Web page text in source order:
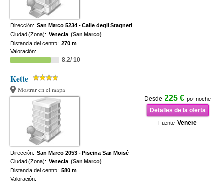
Dirección: San Marco 5234 - Calle degli Stagneri
Ciudad (Zona): Venecia (San Marco)
Distancia del centro: 270 m
Valoración:
8.2/ 10
Kette
Mostrar en el mapa
Desde 225 € por noche
Detalles de la oferta
Fuente Venere
Dirección: San Marco 2053 - Piscina San Moisé
Ciudad (Zona): Venecia (San Marco)
Distancia del centro: 580 m
Valoración: